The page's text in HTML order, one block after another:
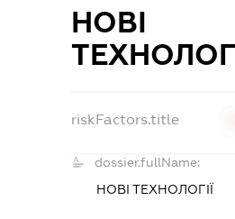
НОВІ
riskFactors.title
dossier.fullName:
НОВІ ТЕХНОЛОГІЇ